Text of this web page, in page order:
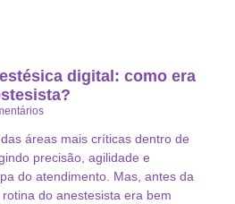
digital: como era
áreas mais críticas dentro de
precisão, agilidade e
do atendimento. Mas, antes da
do anestesista era bem